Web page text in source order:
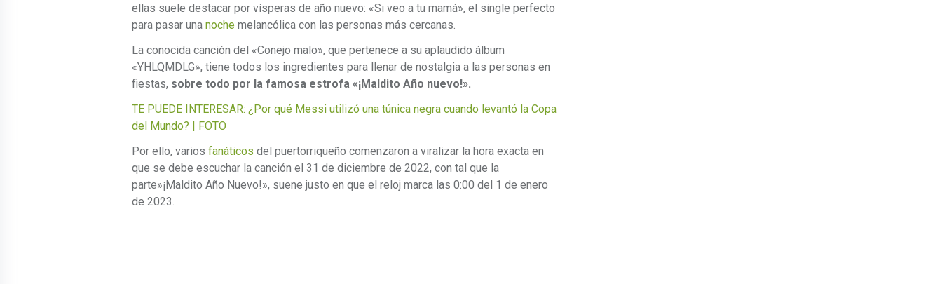
ellas suele destacar por vísperas de año nuevo: «Si veo a tu mamá», el single perfecto
para pasar una noche melancólica con las personas más cercanas.
La conocida canción del «Conejo malo», que pertenece a su aplaudido álbum
«YHLQMDLG», tiene todos los ingredientes para llenar de nostalgia a las personas en
fiestas, sobre todo por la famosa estrofa «¡Maldito Año nuevo!».
TE PUEDE INTERESAR: ¿Por qué Messi utilizó una túnica negra cuando levantó la Copa
del Mundo? | FOTO
Por ello, varios fanáticos del puertorriqueño comenzaron a viralizar la hora exacta en
que se debe escuchar la canción el 31 de diciembre de 2022, con tal que la
parte»¡Maldito Año Nuevo!», suene justo en que el reloj marca las 0:00 del 1 de enero
de 2023.